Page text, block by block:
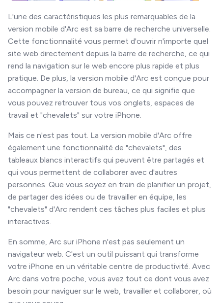
L'une des caractéristiques les plus remarquables de la
version mobile d'Arc est sa barre de recherche universelle.
Cette fonctionnalité vous permet d'ouvrir n'importe quel
site web directement depuis la barre de recherche, ce qui
rend la navigation sur le web encore plus rapide et plus
pratique. De plus, la version mobile d'Arc est conçue pour
accompagner la version de bureau, ce qui signifie que
vous pouvez retrouver tous vos onglets, espaces de
travail et "chevalets" sur votre iPhone.
Mais ce n'est pas tout. La version mobile d'Arc offre
également une fonctionnalité de "chevalets", des
tableaux blancs interactifs qui peuvent être partagés et
qui vous permettent de collaborer avec d'autres
personnes. Que vous soyez en train de planifier un projet,
de partager des idées ou de travailler en équipe, les
"chevalets" d'Arc rendent ces tâches plus faciles et plus
interactives.
En somme, Arc sur iPhone n'est pas seulement un
navigateur web. C'est un outil puissant qui transforme
votre iPhone en un véritable centre de productivité. Avec
Arc dans votre poche, vous avez tout ce dont vous avez
besoin pour naviguer sur le web, travailler et collaborer, où